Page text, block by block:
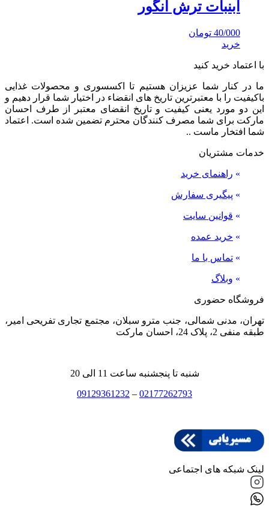
آبنبات ترش انگور
40/000 تومان
خرید
با اعتماد خرید کنید
ما در کنار شما عزیزان هستیم تا اکسسوری و محصولات غذایی
باکیفیت را با معتبرترین تاریخ های انقضاء در اختیار شما قرار دهیم و
این دو مورد یعنی کیفیت و تاریخ انقضای معتبر از طرف احسان
مارکت برای شما مصرف کنندگان محترم تضمین شده است. اعتماد
شما افتخار ماست ..
خدمات مشتریان
» راهنمای خرید
» پیگیری سفارش
» قوانین سایت
» خرید عمده
» تماس با ما
» وبلاگ
فروشگاه حضوری
تهران، مدنی شمالی، جنب مترو سبلان، مجتمع تجاری تفریحی امیر،
طبقه منفی 2، پلاک 24، احسان مارکت
شنبه تا پنجشنبه ساعت 11 الی 20
02177262793
–
09129361232
لینک شبکه های اجتماعی